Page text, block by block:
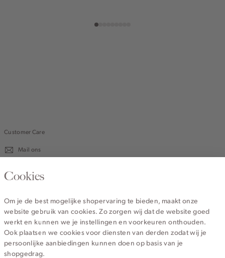
Customer Care
Mail ons
020 - 3412 670
Service
Wij zijn Cotton Club
Cookies
Om je de best mogelijke shopervaring te bieden, maakt onze
website gebruik van cookies. Zo zorgen wij dat de website goed
werkt en kunnen we je instellingen en voorkeuren onthouden.
Ook plaatsen we cookies voor diensten van derden zodat wij je
persoonlijke aanbiedingen kunnen doen op basis van je
shopgedrag.